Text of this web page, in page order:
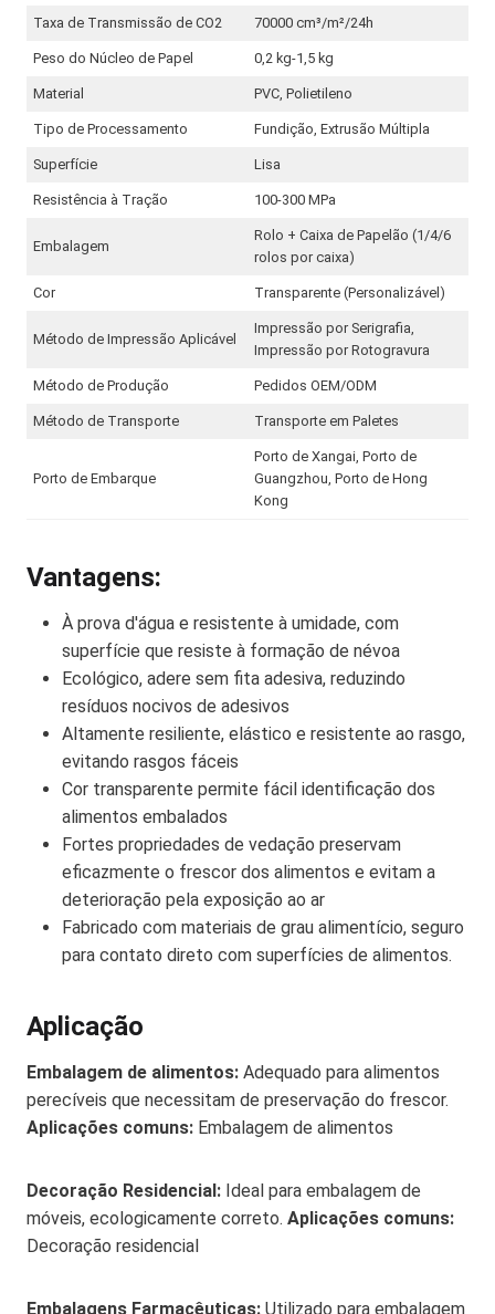
Taxa de Transmissão de CO2 70000 cm³/m²/24h
Peso do Núcleo de Papel 0,2 kg-1,5 kg
Material PVC, Polietileno
Tipo de Processamento Fundição, Extrusão Múltipla
Superfície Lisa
Resistência à Tração 100-300 MPa
Embalagem
Rolo + Caixa de Papelão (1/4/6
rolos por caixa)
Cor Transparente (Personalizável)
Método de Impressão Aplicável
Impressão por Serigrafia,
Impressão por Rotogravura
Método de Produção Pedidos OEM/ODM
Método de Transporte Transporte em Paletes
Porto de Embarque
Porto de Xangai, Porto de
Guangzhou, Porto de Hong
Kong
Vantagens:
À prova d'água e resistente à umidade, com
superfície que resiste à formação de névoa
Ecológico, adere sem fita adesiva, reduzindo
resíduos nocivos de adesivos
Altamente resiliente, elástico e resistente ao rasgo,
evitando rasgos fáceis
Cor transparente permite fácil identificação dos
alimentos embalados
Fortes propriedades de vedação preservam
eficazmente o frescor dos alimentos e evitam a
deterioração pela exposição ao ar
Fabricado com materiais de grau alimentício, seguro
para contato direto com superfícies de alimentos.
Aplicação
Embalagem de alimentos: Adequado para alimentos
perecíveis que necessitam de preservação do frescor.
Aplicações comuns: Embalagem de alimentos
Decoração Residencial: Ideal para embalagem de
móveis, ecologicamente correto. Aplicações comuns:
Decoração residencial
Embalagens Farmacêuticas: Utilizado para embalagem